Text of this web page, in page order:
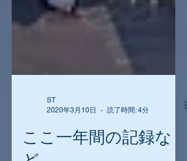
ST
ここ一年間の記録な